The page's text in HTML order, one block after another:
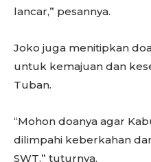
lancar,” pesannya.
Joko juga menitipkan
untuk kemajuan dan
Tuban.
“Mohon doanya agar
dilimpahi keberkahan
SWT,” tuturnya.